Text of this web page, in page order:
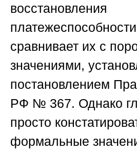
восстановления
сравнивает их с
значениями,
постановлением
РФ № 367. Однако
просто
формальные